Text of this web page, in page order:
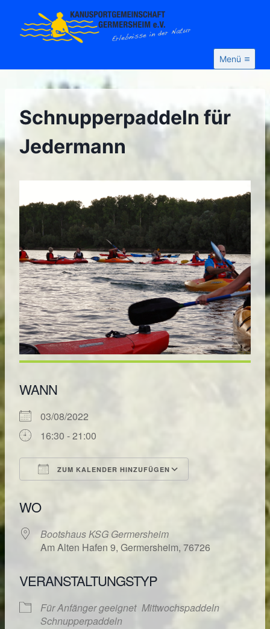
Inhalt
springen
Menü
Schnupperpaddeln für
Jedermann
WANN
03/08/2022
16:30 - 21:00
ZUM KALENDER HINZUFÜGEN
ICS herunterladen
WO
Bootshaus KSG Germersheim
Am Alten Hafen 9, Germersheim, 76726
VERANSTALTUNGSTYP
Für Anfänger geeignet Mittwochspaddeln
Schnupperpaddeln